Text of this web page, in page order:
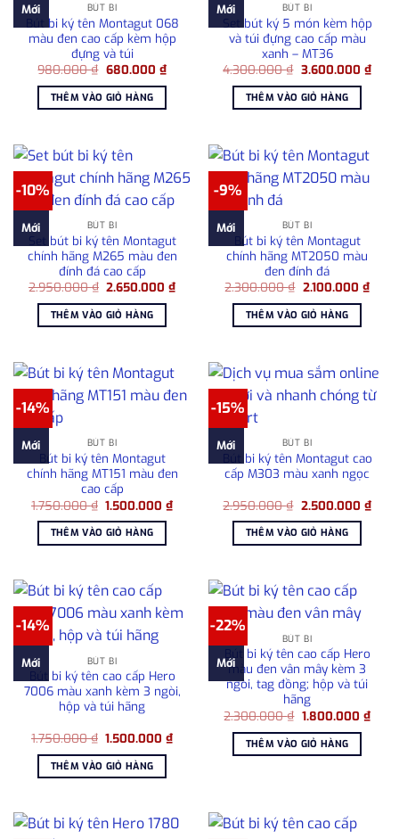
Mới BÚT BI
Bút bi ký tên Montagut 068
màu đen cao cấp kèm hộp
đựng và túi
980.000₫ Giá
là:
980.000 ₫.
680.000 ₫Giá
hiện
680.000 ₫.
THÊM VÀO GIỎ HÀNG
Mới BÚT BI
Set bút ký 5 món kèm hộp
và túi đựng cao cấp màu
xanh – MT36
4.300.000₫ Giá
là:
4.300.000 ₫.
3.600.000 ₫Giá
hiện
THÊM VÀO GIỎ HÀNG
-10%
Mới BÚT BI
Set bút bi ký tên Montagut
chính hãng M265 màu đen
đính đá cao cấp
2.950.000₫ Giá
là:
2.950.000 ₫.
2.650.000₫Giá
hiện
2.650.000 ₫.
THÊM VÀO GIỎ HÀNG
-9%
Mới BÚT BI
Bút bi ký tên Montagut
chính hãng MT2050 màu
đen đính đá
2.300.000₫ Giá
là:
2.300.000 ₫.
2.100.000 ₫Giá
hiện
THÊM VÀO GIỎ HÀNG
-14%
Mới BÚT BI
Bút bi ký tên Montagut
chính hãng MT151 màu đen
cao cấp
1.750.000₫ Giá
là:
1.750.000 ₫.
1.500.000₫Giá
hiện
1.500.000 ₫.
THÊM VÀO GIỎ HÀNG
-15%
Mới BÚT BI
Bút bi ký tên Montagut cao
cấp M303 màu xanh ngọc
2.950.000₫ Giá
là:
2.950.000 ₫.
2.500.000 ₫Giá
hiện
THÊM VÀO GIỎ HÀNG
-14%
Mới BÚT BI
Bút bi ký tên cao cấp Hero
7006 màu xanh kèm 3 ngòi,
hộp và túi hãng
1.750.000₫ Giá
là:
1.750.000 ₫.
1.500.000₫Giá
hiện
THÊM VÀO GIỎ HÀNG
-22%
Mới
BÚT BI
Bút bi ký tên cao cấp Hero
màu đen vân mây kèm 3
ngòi, tag đồng; hộp và túi
hãng
2.300.000₫ Giá
là:
2.300.000 ₫.
1.800.000 ₫Giá
hiện
THÊM VÀO GIỎ HÀNG